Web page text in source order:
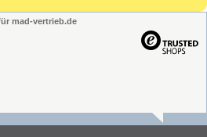
mad-vertrieb.de